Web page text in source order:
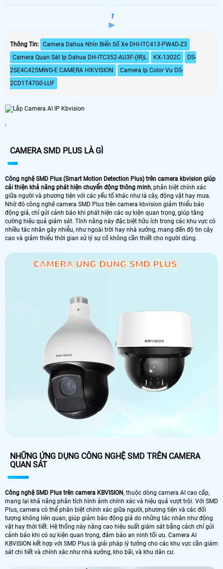
1
⫸
Thông Tin: Camera Dahua Nhìn Biển Số Xe DHI-ITC413-PW4D-Z3
Camera Quan Sát Ip Dahua DH-ITC352-AU3F-(IR)L
KX-1302C
DS-
2SE4C425MWG-E CAMERA HIKVISION
Camera Ip Color Vu DS-
2CD1T47G0-LUF
'
CAMERA SMD PLUS LÀ GÌ
Công nghệ SMD Plus (Smart Motion Detection Plus) trên camera kbvision giúp
cải thiện khả năng phát hiện chuyển động thông minh, phân biệt chính xác
giữa người và phương tiện với các yếu tố khác như lá cây, động vật hay mưa.
Nhờ đó công nghê camera SMD Plus trên camera kbvision giảm thiểu báo
động giả, chỉ gửi cảnh báo khi phát hiện các sự kiện quan trọng, giúp tăng
cường hiệu quả giám sát. Tính năng này đặc biệt hữu ích trong các khu vực có
nhiều tác nhân gây nhiễu, như ngoài trời hay nhà xưởng, mang đến độ tin cậy
cao và giảm thiểu thời gian xử lý sự cố không cần thiết cho người dùng.
NHỮNG ỨNG DỤNG CÔNG NGHỆ SMD TRÊN CAMERA
QUAN SÁT
Công nghệ SMD Plus trên camera KBVISION, thuộc dòng camera AI cao cấp,
mang lại khả năng phân tích hình ảnh chính xác và hiệu quả vượt trội. Với SMD
Plus, camera có thể phân biệt chính xác giữa người, phương tiện và các đối
tượng không liên quan, giúp giảm báo động giả do những tác nhân như động
vật hay thời tiết. Hệ thống này nâng cao hiệu suất giám sát bằng cách chỉ gửi
cảnh báo khi có sự kiện quan trọng, đảm bảo an ninh tối ưu. Camera AI
KBVISION kết hợp với SMD Plus là giải pháp lý tưởng cho các khu vực cần giám
sát chi tiết và chính xác như nhà xưởng, kho bãi, và khu dân cư.